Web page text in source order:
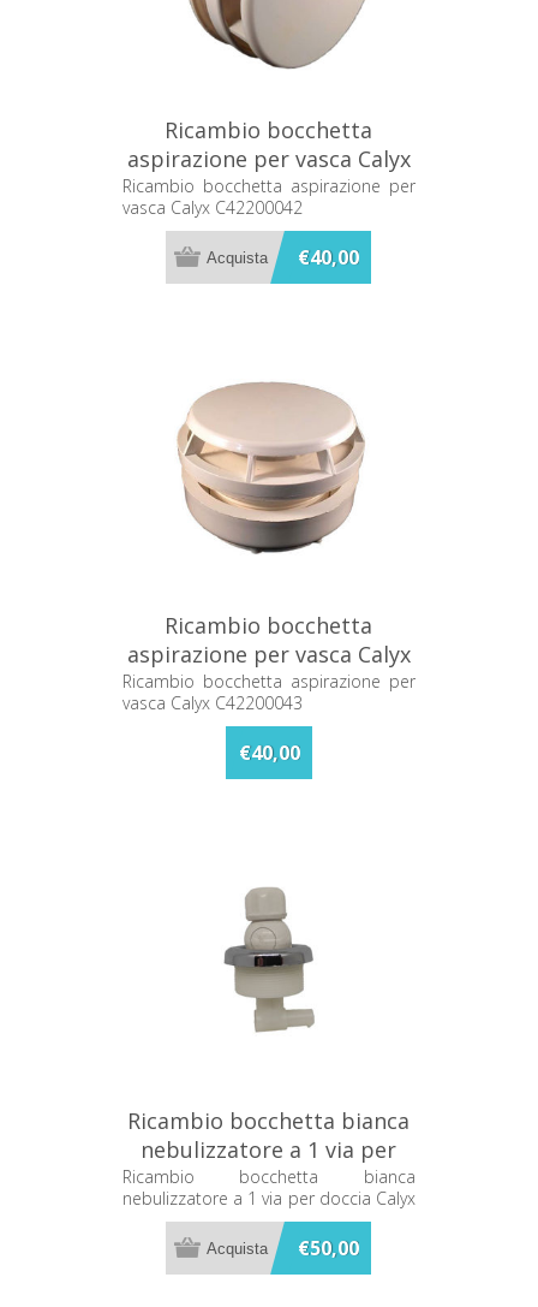
Ricambio bocchetta
aspirazione per vasca Calyx
C42200042
Ricambio bocchetta aspirazione per
vasca Calyx C42200042
€40,00
Ricambio bocchetta
aspirazione per vasca Calyx
C42200043
Ricambio bocchetta aspirazione per
vasca Calyx C42200043
€40,00
Ricambio bocchetta bianca
nebulizzatore a 1 via per
doccia Calyx C44236591
Ricambio bocchetta bianca
nebulizzatore a 1 via per doccia Calyx
C44236591
€50,00